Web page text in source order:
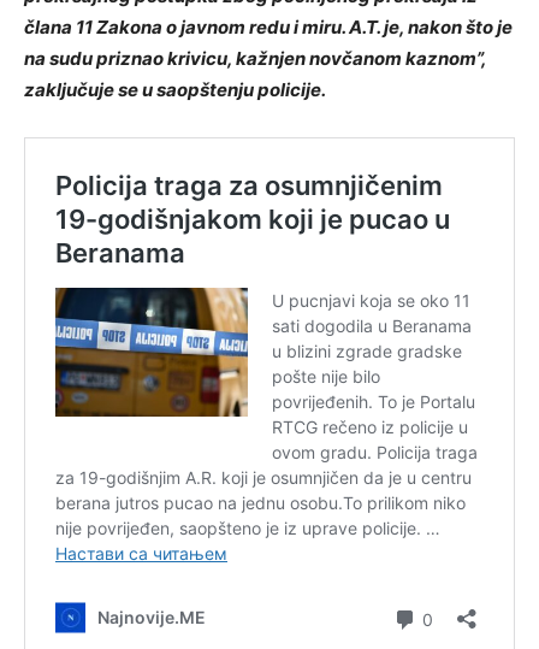
člana 11 Zakona o javnom redu i miru. A.T. je, nakon što je
na sudu priznao krivicu, kažnjen novčanom kaznom”,
zaključuje se u saopštenju policije.